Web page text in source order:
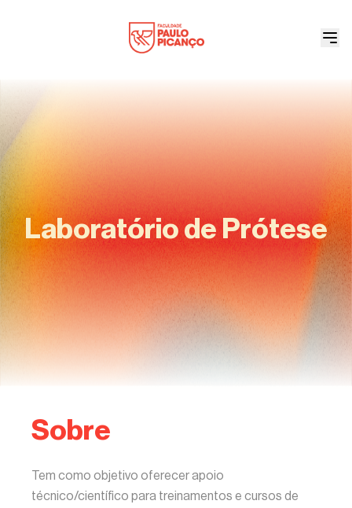
Laboratório de Prótese
Sobre
Tem como objetivo oferecer apoio
técnico/científico para treinamentos e cursos de